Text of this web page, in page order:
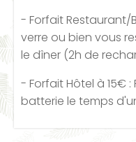
- Forfait Restaurant/
verre ou bien vous
le dîner (2h de
- Forfait Hôtel à 15€
batterie le temps